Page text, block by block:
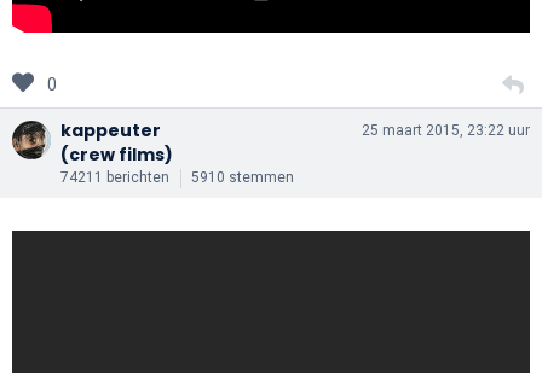
0
kappeuter
(crew films)
74211 berichten 5910 stemmen
25 maart 2015, 23:22 uur